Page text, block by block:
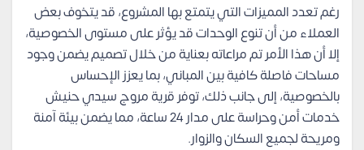
رغم تعدد المميزات التي يتمتع بها المشروع، قد يتخوف بعض
العملاء من أن تنوع الوحدات قد يؤثر على مستوى الخصوصية،
إلا أن هذا الأمر تم مراعاته بعناية من خلال تصميم يضمن وجود
مساحات فاصلة كافية بين المباني، بما يعزز الإحساس
بالخصوصية، إلى جانب ذلك، توفر قرية مروج سيدي حنيش
خدمات أمن وحراسة على مدار 24 ساعة، مما يضمن بيئة آمنة
ومريحة لجميع السكان والزوار.